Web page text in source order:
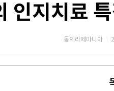
인지치료
돌체라떼마니아